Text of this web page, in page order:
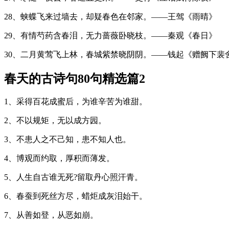
28、蛱蝶飞来过墙去，却疑春色在邻家。——王驾《雨晴》
29、有情芍药含春泪，无力蔷薇卧晓枝。——秦观《春日》
30、二月黄莺飞上林，春城紫禁晓阴阴。——钱起《赠阙下裴
春天的古诗句80句精选篇2
1、采得百花成蜜后，为谁辛苦为谁甜。
2、不以规矩，无以成方园。
3、不患人之不己知，患不知人也。
4、博观而约取，厚积而薄发。
5、人生自古谁无死?留取丹心照汗青。
6、春蚕到死丝方尽，蜡炬成灰泪始干。
7、从善如登，从恶如崩。